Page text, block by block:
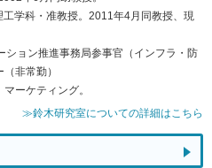
学科・准教授。2011年4月同教授、現
ョン推進事務局参事官（インフラ・防
非常勤）
ーケティング。
≫鈴木研究室についての詳細はこちら